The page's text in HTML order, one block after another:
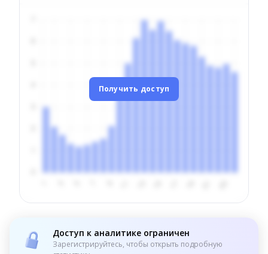
Получить доступ
Доступ к аналитике ограничен
Зарегистрируйтесь, чтобы открыть подробную